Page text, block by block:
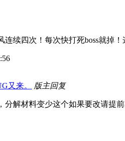
连续四次！每次快打死boss就掉
又来。
版主回复
分解材料变少这个如果要改请提